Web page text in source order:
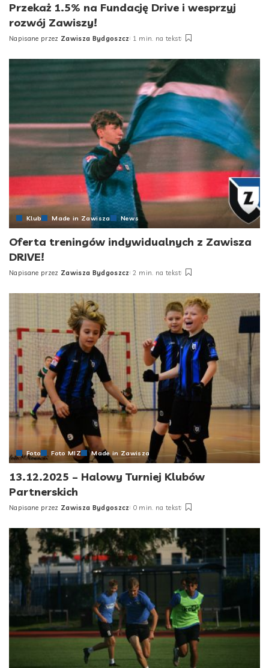
Przekaż 1.5% na Fundację Drive i wesprzyj
rozwój Zawiszy!
Posted
Napisane przez Zawisza Bydgoszcz 1 min. na tekst
Klub Made in Zawisza News
Oferta treningów indywidualnych z Zawisza
DRIVE!
Posted
Napisane przez Zawisza Bydgoszcz 2 min. na tekst
Foto Foto MIZ Made in Zawisza
13.12.2025 – Halowy Turniej Klubów
Partnerskich
Posted
Napisane przez Zawisza Bydgoszcz 0 min. na tekst